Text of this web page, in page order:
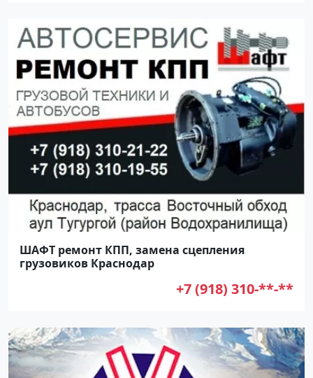
ШАФТ ремонт КПП, замена сцепления
грузовиков Краснодар
+7 (918) 310-**-**